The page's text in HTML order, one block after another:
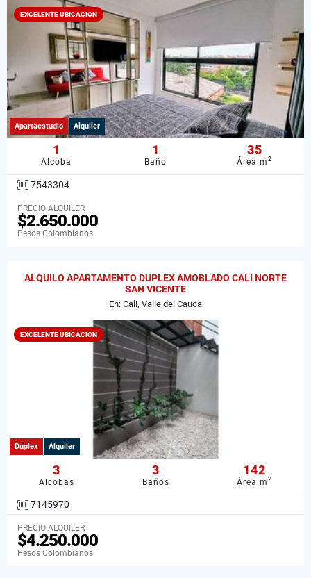
EXCELENTE UBICACION
Apartaestudio Alquiler
1
Alcoba
1
Baño
35
Área m2
7543304
PRECIO ALQUILER
$2.650.000
Pesos Colombianos
ALQUILO APARTAMENTO DUPLEX AMOBLADO CALI NORTE
SAN VICENTE
En: Cali, Valle del Cauca
EXCELENTE UBICACION
Dúplex Alquiler
3
Alcobas
3
Baños
142
Área m2
7145970
PRECIO ALQUILER
$4.250.000
Pesos Colombianos